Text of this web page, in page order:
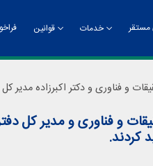
واحدها
مستقر خدمات قوانین
و فناوری و دکتر اکبرزاده
و فناوری و مدیر کل
کردند.